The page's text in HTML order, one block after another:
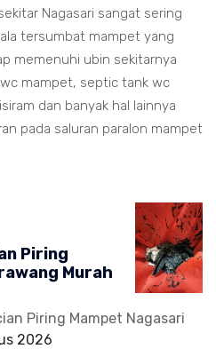
Nagasari sangat sering
tersumbat mampet yang
memenuhi ubin sekitarnya
mampet, septic tank wc
dan banyak hal lainnya
pada saluran paralon mampet
Piring
Murah
Piring Mampet Nagasari
2026